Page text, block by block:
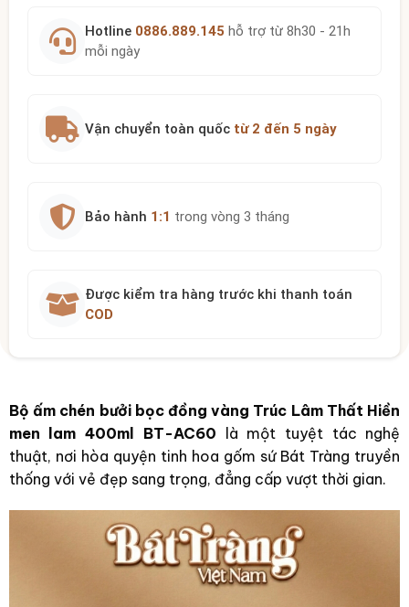
Hotline 0886.889.145 hỗ trợ từ 8h30 - 21h
mỗi ngày
Vận chuyển toàn quốc từ 2 đến 5 ngày
Bảo hành 1:1 trong vòng 3 tháng
Được kiểm tra hàng trước khi thanh toán
COD
Bộ ấm chén bưởi bọc đồng vàng Trúc Lâm Thất Hiền
men lam 400ml BT-AC60 là một tuyệt tác nghệ
thuật, nơi hòa quyện tinh hoa gốm sứ Bát Tràng truyền
thống với vẻ đẹp sang trọng, đẳng cấp vượt thời gian.